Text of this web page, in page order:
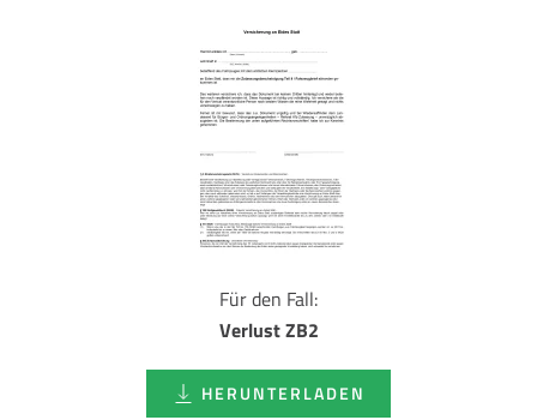
Für den Fall:
Verlust ZB2
HERUNTERLADEN